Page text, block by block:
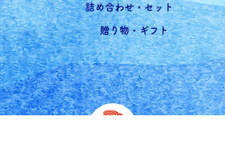
詰め合わせ・セット
贈り物・ギフト